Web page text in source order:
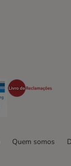
Security
Quem somos